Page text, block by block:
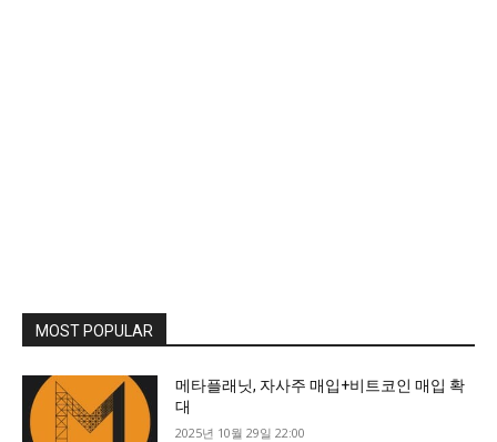
MOST POPULAR
메타플래닛, 자사주 매입+비트코인 매입 확
대
2025년 10월 29일 22:00